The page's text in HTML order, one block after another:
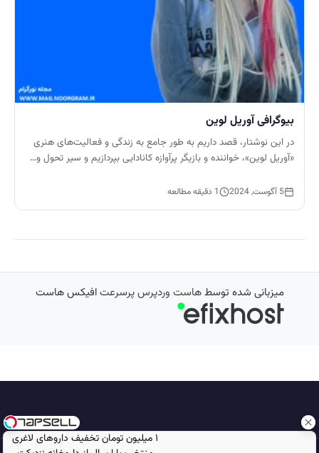
۱ میلیون تومان تخفیف داروهای لاغری
بیوگرافی آوریل لوین
در این نوشتار، قصد داریم به طور جامع به زندگی و فعالیت‌های هنری
«آوریل لوین»، خواننده و بازیگر پرآوازه کانادایی بپردازیم و سیر تحول و…
5 آگوست, 2024 1 دقیقه مطالعه
میزبانی شده توسطهاست وردپرس پرسرعتافیکس هاست